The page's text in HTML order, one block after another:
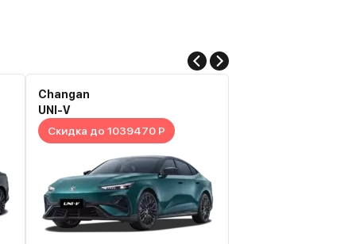
Changan
UNI-V
Скидка до 1039470 Р